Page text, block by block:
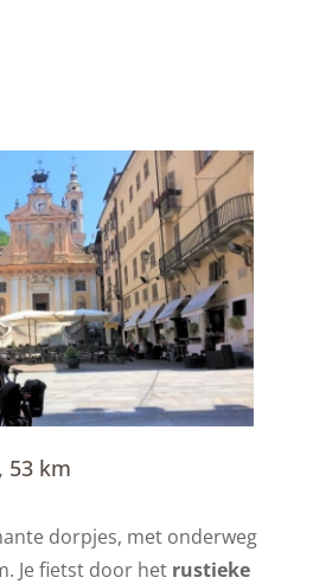
53 km
dorpjes, met onderweg
Je fietst door het rustieke